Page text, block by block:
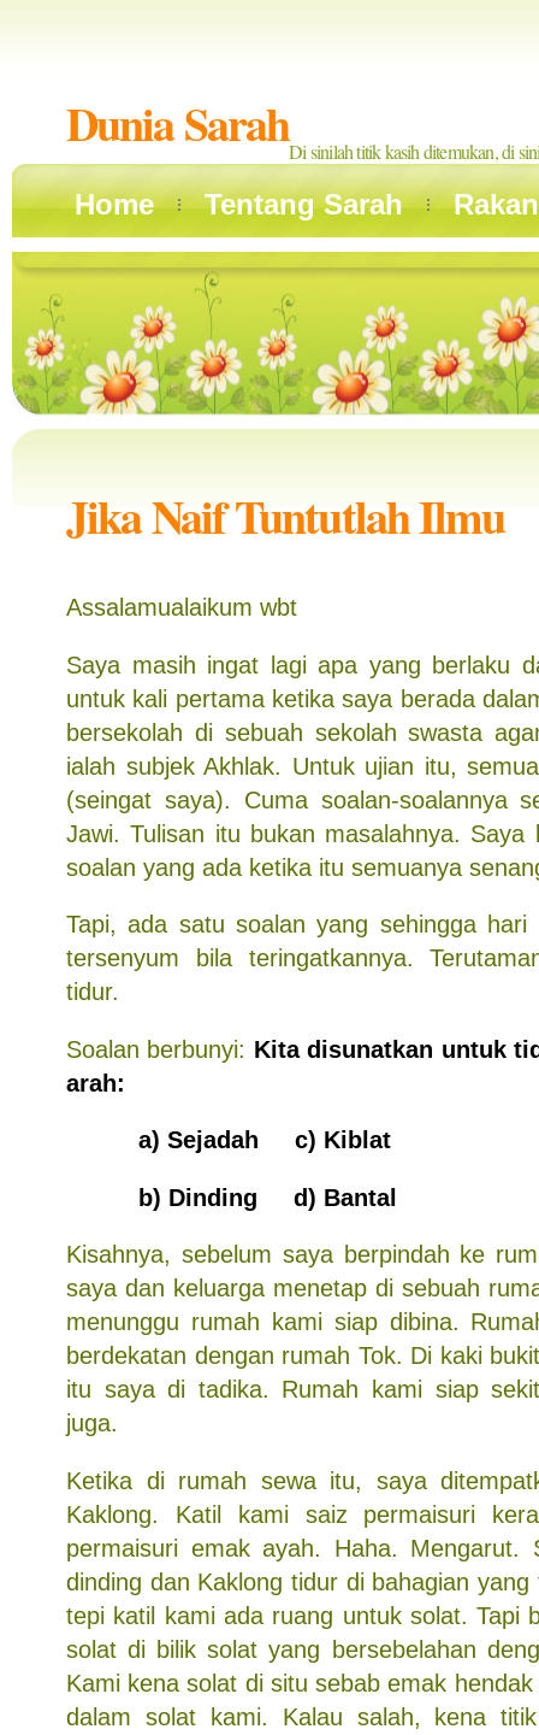
Dunia SarahDi sinilah titik kasih ditemukan, di
Home Tentang Sarah
Jika Naif Tuntutlah Ilmu
Assalamualaikum wbt
Saya masih ingat lagi apa yang berlaku
untuk kali pertama ketika saya berada
bersekolah di sebuah sekolah swasta
ialah subjek Akhlak. Untuk ujian itu,
(seingat saya). Cuma soalan-soalannya
Jawi. Tulisan itu bukan masalahnya. Saya
soalan yang ada ketika itu semuanya
Tapi, ada satu soalan yang sehingga
tersenyum bila teringatkannya.
tidur.
Soalan berbunyi: Kita disunatkan untuk
arah:
a) Sejadah c) Kiblat
b) Dinding d) Bantal
Kisahnya, sebelum saya berpindah ke
saya dan keluarga menetap di sebuah
menunggu rumah kami siap dibina.
berdekatan dengan rumah Tok. Di kaki
itu saya di tadika. Rumah kami siap
juga.
Ketika di rumah sewa itu, saya
Kaklong. Katil kami saiz permaisuri
permaisuri emak ayah. Haha. Mengarut.
dinding dan Kaklong tidur di bahagian
tepi katil kami ada ruang untuk solat. Tapi
solat di bilik solat yang bersebelahan
Kami kena solat di situ sebab emak
dalam solat kami. Kalau salah, kena